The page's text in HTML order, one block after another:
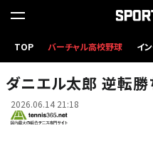
TOP バーチャル高校野球 イ
ダニエル太郎 逆転
2026.06.14 21:18